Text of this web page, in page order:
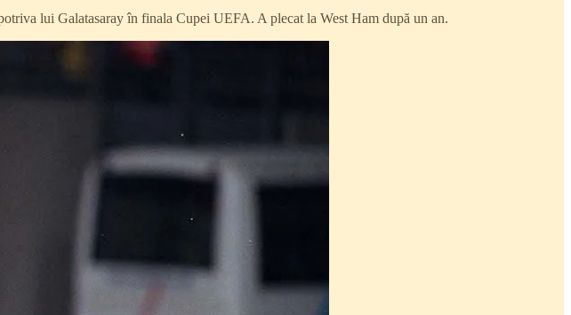
lui Galatasaray în finala Cupei UEFA. A plecat la West Ham după un an.